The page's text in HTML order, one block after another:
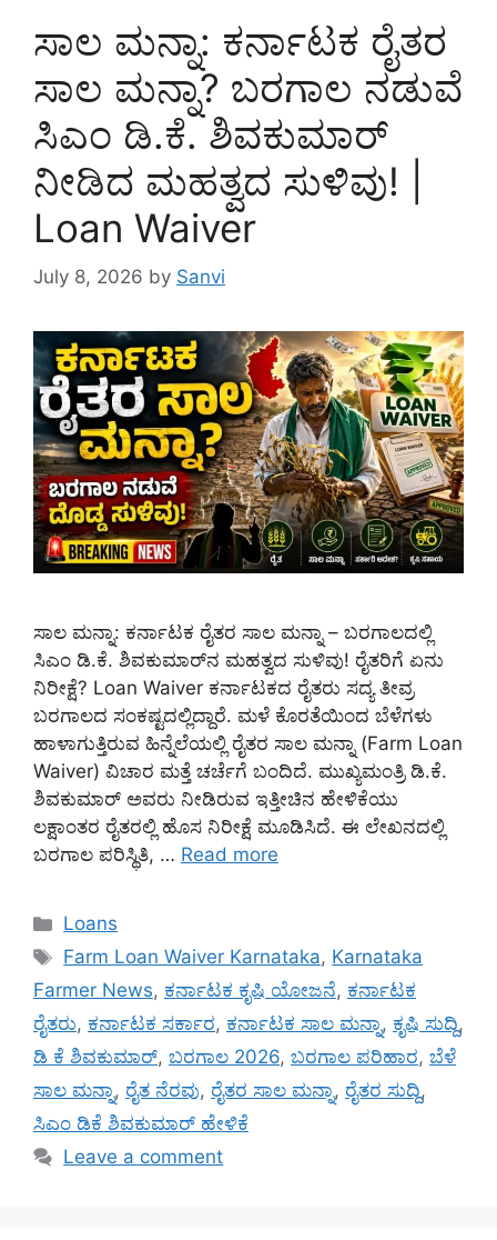
ಸಾಲ ಮನ್ನಾ: ಕರ್ನಾಟಕ ರೈತರ
ಸಾಲ ಮನ್ನಾ? ಬರಗಾಲ ನಡುವೆ
ಸಿಎಂ ಡಿ.ಕೆ. ಶಿವಕುಮಾರ್
ನೀಡಿದ ಮಹತ್ವದ ಸುಳಿವು! |
Loan Waiver
July 8, 2026 by Sanvi
ಸಾಲ ಮನ್ನಾ: ಕರ್ನಾಟಕ ರೈತರ ಸಾಲ ಮನ್ನಾ – ಬರಗಾಲದಲ್ಲಿ
ಸಿಎಂ ಡಿ.ಕೆ. ಶಿವಕುಮಾರ್‌ನ ಮಹತ್ವದ ಸುಳಿವು! ರೈತರಿಗೆ ಏನು
ನಿರೀಕ್ಷೆ? Loan Waiver ಕರ್ನಾಟಕದ ರೈತರು ಸದ್ಯ ತೀವ್ರ
ಬರಗಾಲದ ಸಂಕಷ್ಟದಲ್ಲಿದ್ದಾರೆ. ಮಳೆ ಕೊರತೆಯಿಂದ ಬೆಳೆಗಳು
ಹಾಳಾಗುತ್ತಿರುವ ಹಿನ್ನೆಲೆಯಲ್ಲಿ ರೈತರ ಸಾಲ ಮನ್ನಾ (Farm Loan
Waiver) ವಿಚಾರ ಮತ್ತೆ ಚರ್ಚೆಗೆ ಬಂದಿದೆ. ಮುಖ್ಯಮಂತ್ರಿ ಡಿ.ಕೆ.
ಶಿವಕುಮಾರ್ ಅವರು ನೀಡಿರುವ ಇತ್ತೀಚಿನ ಹೇಳಿಕೆಯು
ಲಕ್ಷಾಂತರ ರೈತರಲ್ಲಿ ಹೊಸ ನಿರೀಕ್ಷೆ ಮೂಡಿಸಿದೆ. ಈ ಲೇಖನದಲ್ಲಿ
ಬರಗಾಲ ಪರಿಸ್ಥಿತಿ, … Read more
Categories
Loans
Tags
Farm Loan Waiver Karnataka, Karnataka
Farmer News, ಕರ್ನಾಟಕ ಕೃಷಿ ಯೋಜನೆ, ಕರ್ನಾಟಕ
ರೈತರು, ಕರ್ನಾಟಕ ಸರ್ಕಾರ, ಕರ್ನಾಟಕ ಸಾಲ ಮನ್ನಾ, ಕೃಷಿ ಸುದ್ದಿ,
ಡಿ ಕೆ ಶಿವಕುಮಾರ್, ಬರಗಾಲ 2026, ಬರಗಾಲ ಪರಿಹಾರ, ಬೆಳೆ
ಸಾಲ ಮನ್ನಾ, ರೈತ ನೆರವು, ರೈತರ ಸಾಲ ಮನ್ನಾ, ರೈತರ ಸುದ್ದಿ,
ಸಿಎಂ ಡಿಕೆ ಶಿವಕುಮಾರ್ ಹೇಳಿಕೆ
Leave a comment